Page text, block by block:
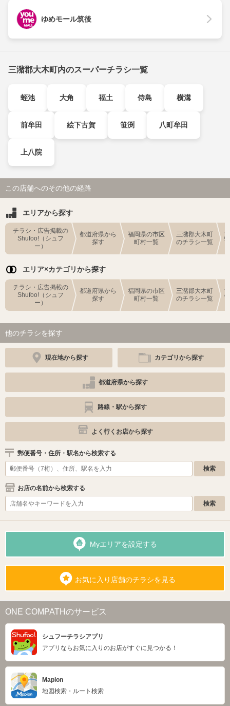
ゆめモール筑後
三潴郡大木町内のスーパーチラシ一覧
蛭池 大角 福土 侍島 横溝
前牟田 絵下古賀 笹渕 八町牟田
上八院
この店舗へのその他の経路
エリアから探す
チラシ・広告掲載の
Shufoo!（シュフ
ー）
都道府県から
探す
福岡県の市区
町村一覧
三潴郡大木町
のチラシ一覧
エリア×カテゴリから探す
チラシ・広告掲載の
Shufoo!（シュフ
ー）
都道府県から
探す
福岡県の市区
町村一覧
三潴郡大木町
のチラシ一覧
他のチラシを探す
現在地から探す カテゴリから探す
都道府県から探す
路線・駅から探す
よく行くお店から探す
郵便番号・住所・駅名から検索する
お店の名前から検索する
Myエリアを設定する
お気に入り店舗のチラシを見る
ONE COMPATHのサービス
シュフーチラシアプリ
アプリならお気に入りのお店がすぐに見つかる！
Mapion
地図検索・ルート検索